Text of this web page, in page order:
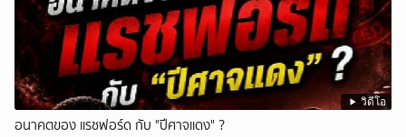
วิดีโอ
อนาคตของ แรชฟอร์ด กับ "ปีศาจแดง" ?